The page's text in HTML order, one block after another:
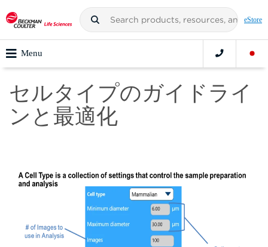
eStore
Menu
セルタイプのガイドライ
ンと最適化